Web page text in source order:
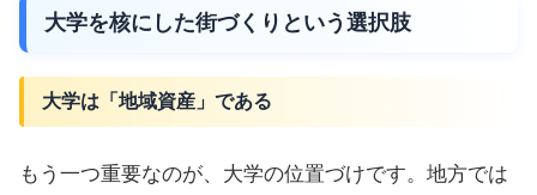
大学を核にした街づくりという選択肢
大学は「地域資産」である
もう一つ重要なのが、大学の位置づけです。地方では